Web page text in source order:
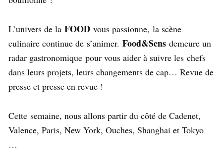
L’univers de la FOOD vous passionne, la scène
culinaire continue de s’animer. Food&Sens demeure un
radar gastronomique pour vous aider à suivre les chefs
dans leurs projets, leurs changements de cap… Revue de
presse et presse en revue !
Cette semaine, nous allons partir du côté de Cadenet,
Valence, Paris, New York, Ouches, Shanghai et Tokyo
…